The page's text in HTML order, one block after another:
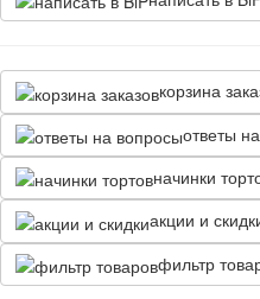
корзина
ответы
начинки
акции и
фильтр